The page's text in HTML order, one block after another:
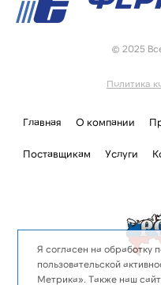
© 2025
Политика
Главная О компании
Поставщикам Услуги
Я согласен на обработку
пользовательской
Метрика». Также наш сайт